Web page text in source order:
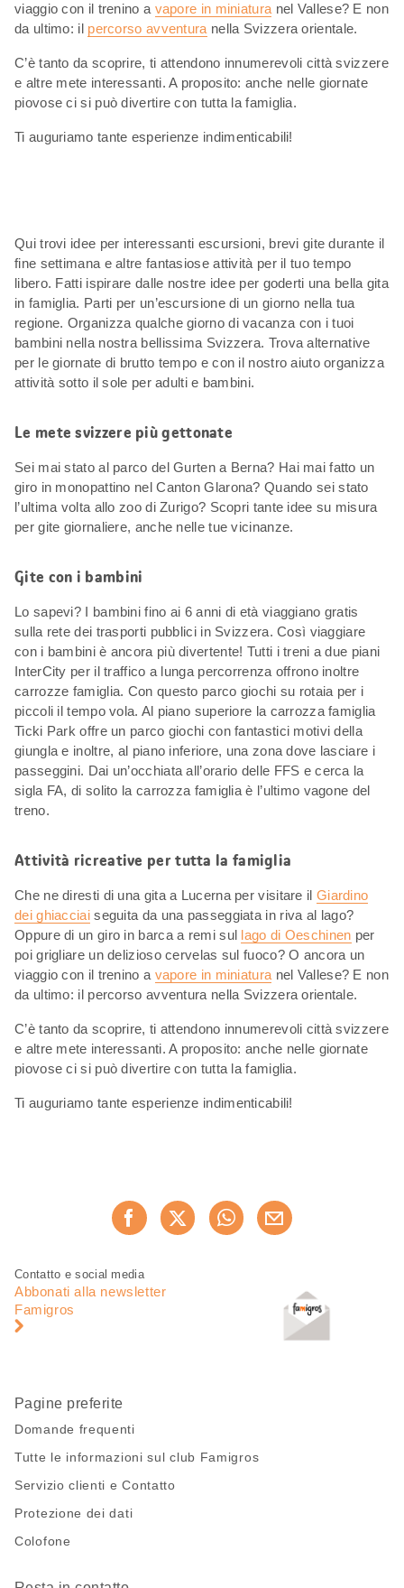
viaggio con il trenino a vapore in miniatura nel Vallese? E non
da ultimo: il percorso avventura nella Svizzera orientale.
C’è tanto da scoprire, ti attendono innumerevoli città svizzere
e altre mete interessanti. A proposito: anche nelle giornate
piovose ci si può divertire con tutta la famiglia.
Ti auguriamo tante esperienze indimenticabili!
Qui trovi idee per interessanti escursioni, brevi gite durante il
fine settimana e altre fantasiose attività per il tuo tempo
libero. Fatti ispirare dalle nostre idee per goderti una bella gita
in famiglia. Parti per un’escursione di un giorno nella tua
regione. Organizza qualche giorno di vacanza con i tuoi
bambini nella nostra bellissima Svizzera. Trova alternative
per le giornate di brutto tempo e con il nostro aiuto organizza
attività sotto il sole per adulti e bambini.
Le mete svizzere più gettonate
Sei mai stato al parco del Gurten a Berna? Hai mai fatto un
giro in monopattino nel Canton Glarona? Quando sei stato
l’ultima volta allo zoo di Zurigo? Scopri tante idee su misura
per gite giornaliere, anche nelle tue vicinanze.
Gite con i bambini
Lo sapevi? I bambini fino ai 6 anni di età viaggiano gratis
sulla rete dei trasporti pubblici in Svizzera. Così viaggiare
con i bambini è ancora più divertente! Tutti i treni a due piani
InterCity per il traffico a lunga percorrenza offrono inoltre
carrozze famiglia. Con questo parco giochi su rotaia per i
piccoli il tempo vola. Al piano superiore la carrozza famiglia
Ticki Park offre un parco giochi con fantastici motivi della
giungla e inoltre, al piano inferiore, una zona dove lasciare i
passeggini. Dai un’occhiata all’orario delle FFS e cerca la
sigla FA, di solito la carrozza famiglia è l’ultimo vagone del
treno.
Attività ricreative per tutta la famiglia
Che ne diresti di una gita a Lucerna per visitare il Giardino
dei ghiacciaiseguita da una passeggiata in riva al lago?
Oppure di un giro in barca a remi sul lago di Oeschinen per
poi grigliare un delizioso cervelas sul fuoco? O ancora un
viaggio con il trenino a vapore in miniatura nel Vallese? E non
da ultimo: il percorso avventura nella Svizzera orientale.
C’è tanto da scoprire, ti attendono innumerevoli città svizzere
e altre mete interessanti. A proposito: anche nelle giornate
piovose ci si può divertire con tutta la famiglia.
Ti auguriamo tante esperienze indimenticabili!
Consiglia ora
Piè
pagina
Navigazione
pagina
Contatto e social media
Abbonati alla newsletter
Famigros
Pagine preferite
Domande frequenti
Tutte le informazioni sul club Famigros
Servizio clienti e Contatto
Protezione dei dati
Colofone